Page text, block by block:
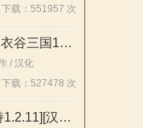
下载：551957 次
【大更新！】衣谷三国196大拓展【支持1.212】稳定版发布！！
/ 汉化
下载：527478 次
中古战锤[支持1.2.11][汉化版]汉化包v2